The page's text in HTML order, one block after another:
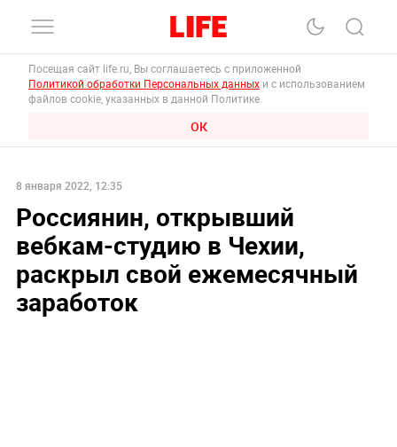
Посещая сайт life.ru, Вы соглашаетесь с приложенной
Политикой обработки Персональных данных и с использованием
файлов cookie, указанных в данной Политике.
ОК
8 января 2022, 12:35
Россиянин, открывший
вебкам-студию в Чехии,
раскрыл свой ежемесячный
заработок